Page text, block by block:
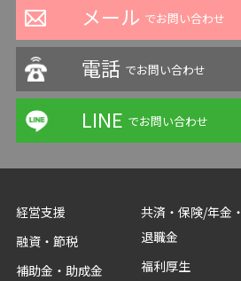
メール でお問い合わせ
電話 でお問い合わせ
LINE でお問い合わせ
経営支援
融資・節税
補助金・助成金
共済・保険/年金・
退職金
福利厚生